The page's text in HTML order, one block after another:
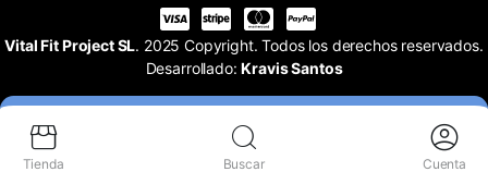
Vital Fit Project SL. 2025 Copyright. Todos los derechos reservados.
Desarrollado:Kravis Santos
Tienda Buscar Cuenta